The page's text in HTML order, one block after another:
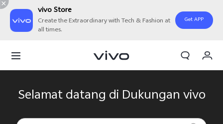
vivo Store
Create the Extraordinary with Tech & Fashion at
all times.
Get APP
Selamat datang di Dukungan vivo